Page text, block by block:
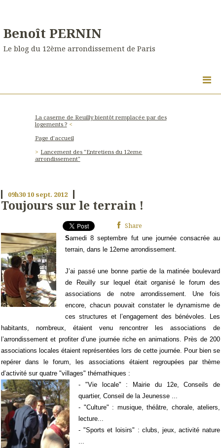
Benoît PERNIN
Le blog du 12ème arrondissement de Paris
La caserne de Reuilly bientôt remplacée par des
logements ?
Page d'accueil
Lancement des "Entretiens du 12eme
arrondissement"
09h3010 sept. 2012
Toujours sur le terrain !
Share
Samedi 8 septembre fut une journée consacrée au
terrain, dans le 12eme arrondissement.
J’ai passé une bonne partie de la matinée boulevard
de Reuilly sur lequel était organisé le forum des
associations de notre arrondissement. Une fois
encore, chacun pouvait constater le dynamisme de
ces structures et l’engagement des bénévoles. Les
habitants, nombreux, étaient venu rencontrer les associations de
l’arrondissement et profiter d’une journée riche en animations. Près de 200
associations locales étaient représentées lors de cette journée. Pour bien se
repérer dans le forum, les associations étaient regroupées par thème
d’activité sur quatre "villages" thémathiques :
- "Vie locale" : Mairie du 12e, Conseils de
quartier, Conseil de la Jeunesse ...
- "Culture" : musique, théâtre, chorale, ateliers,
lecture...
- "Sports et loisirs" : clubs, jeux, activité nature